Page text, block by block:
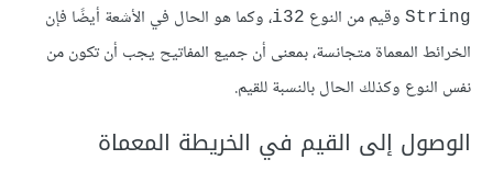
String وقيم من النوع i32، وكما هو الحال في الأشعة أيضًا فإن
الخرائط المعماة متجانسة، بمعنى أن جميع المفاتيح يجب أن تكون من
نفس النوع وكذلك الحال بالنسبة للقيم.
الوصول إلى القيم في الخريطة المعماة